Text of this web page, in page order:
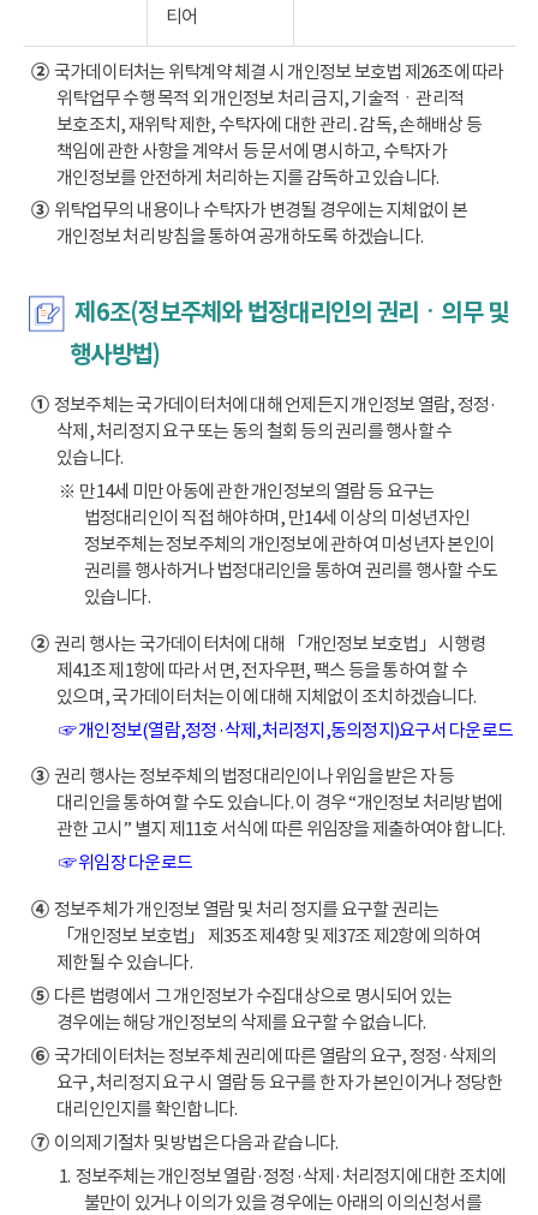
티어
②국가데이터처는 위탁계약 체결 시 개인정보 보호법 제26조에 따라
위탁업무 수행 목적 외 개인정보 처리 금지, 기술적ㆍ관리적
보호조치, 재위탁 제한, 수탁자에 대한 관리․감독, 손해배상 등
책임에 관한 사항을 계약서 등 문서에 명시하고, 수탁자가
개인정보를 안전하게 처리하는 지를 감독하고 있습니다.
③위탁업무의 내용이나 수탁자가 변경될 경우에는 지체없이 본
개인정보 처리 방침을 통하여 공개하도록 하겠습니다.
제6조(정보주체와 법정대리인의 권리ㆍ의무 및
행사방법)
①정보주체는 국가데이터처에 대해 언제든지 개인정보 열람, 정정·
삭제, 처리정지 요구 또는 동의 철회 등의 권리를 행사할 수
있습니다.
※ 만14세 미만 아동에 관한 개인정보의 열람 등 요구는
법정대리인이 직접 해야하며, 만14세 이상의 미성년자인
정보주체는 정보주체의 개인정보에 관하여 미성년자 본인이
권리를 행사하거나 법정대리인을 통하여 권리를 행사할 수도
있습니다.
②권리 행사는 국가데이터처에 대해 「개인정보 보호법」 시행령
제41조 제1항에 따라 서면, 전자우편, 팩스 등을 통하여 할 수
있으며, 국가데이터처는 이에 대해 지체없이 조치하겠습니다.
☞ 개인정보(열람,정정·삭제,처리정지,동의정지)요구서 다운로드
③권리 행사는 정보주체의 법정대리인이나 위임을 받은 자 등
대리인을 통하여 할 수도 있습니다. 이 경우 “개인정보 처리방법에
관한 고시” 별지 제11호 서식에 따른 위임장을 제출하여야 합니다.
☞ 위임장 다운로드
④정보주체가 개인정보 열람 및 처리 정지를 요구할 권리는
「개인정보 보호법」 제35조 제4항 및 제37조 제2항에 의하여
제한될 수 있습니다.
⑤다른 법령에서 그 개인정보가 수집대상으로 명시되어 있는
경우에는 해당 개인정보의 삭제를 요구할 수 없습니다.
⑥국가데이터처는 정보주체 권리에 따른 열람의 요구, 정정·삭제의
요구, 처리정지 요구 시 열람 등 요구를 한 자가 본인이거나 정당한
대리인인지를 확인합니다.
⑦이의제기절차 및 방법은 다음과 같습니다.
1. 정보주체는 개인정보 열람·정정·삭제·처리정지에 대한 조치에
불만이 있거나 이의가 있을 경우에는 아래의 이의신청서를